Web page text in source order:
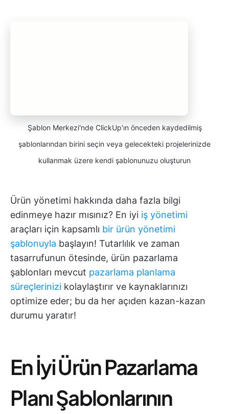
Şablon Merkezi'nde ClickUp'ın önceden kaydedilmiş
şablonlarından birini seçin veya gelecekteki projelerinizde
kullanmak üzere kendi şablonunuzu oluşturun
Ürün yönetimi hakkında daha fazla bilgi
edinmeye hazır mısınız? En iyi iş yönetimi
araçları için kapsamlı bir ürün yönetimi
şablonuyla başlayın! Tutarlılık ve zaman
tasarrufunun ötesinde, ürün pazarlama
şablonları mevcut pazarlama planlama
süreçlerinizi kolaylaştırır ve kaynaklarınızı
optimize eder; bu da her açıden kazan-kazan
durumu yaratır!
En İyi Ürün Pazarlama
Planı Şablonlarının